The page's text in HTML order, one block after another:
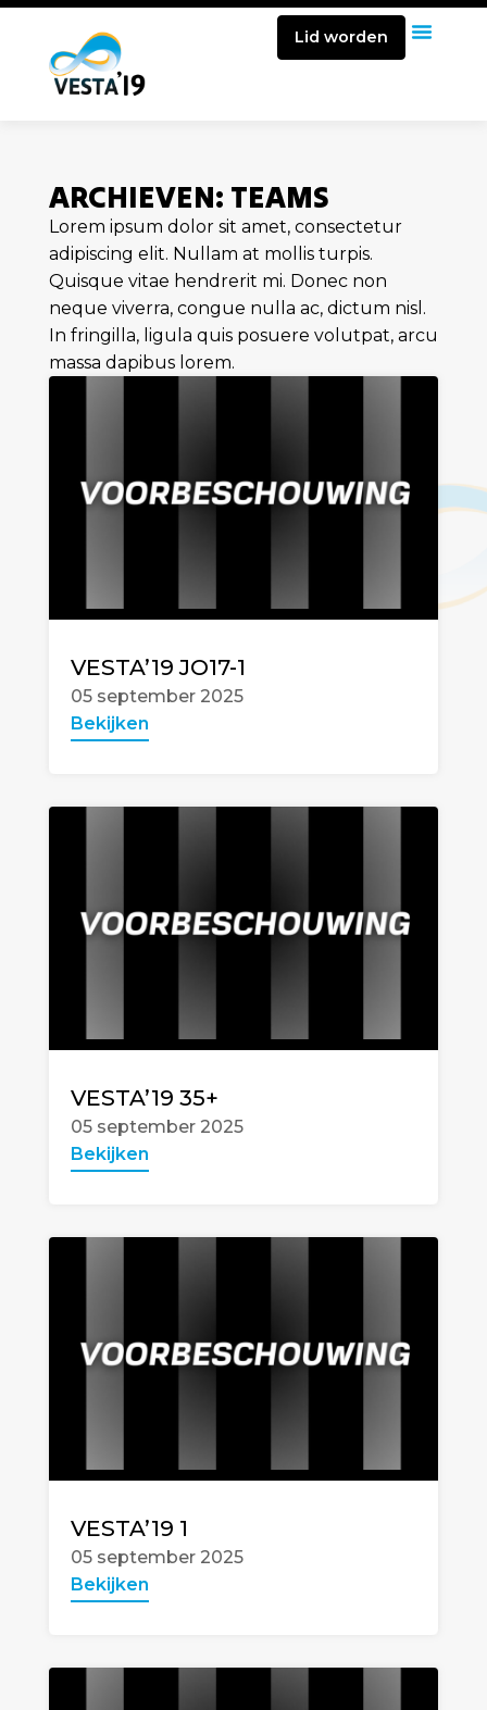
Lid worden
ARCHIEVEN: TEAMS
Lorem ipsum dolor sit amet, consectetur
adipiscing elit. Nullam at mollis turpis.
Quisque vitae hendrerit mi. Donec non
neque viverra, congue nulla ac, dictum nisl.
In fringilla, ligula quis posuere volutpat, arcu
massa dapibus lorem.
VESTA’19 JO17-1
05 september 2025
Bekijken
VESTA’19 35+
05 september 2025
Bekijken
VESTA’19 1
05 september 2025
Bekijken